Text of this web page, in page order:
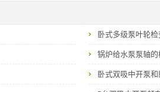
卧式多级泵叶轮检
锅炉给水泵泵轴的
卧式双吸中开泵